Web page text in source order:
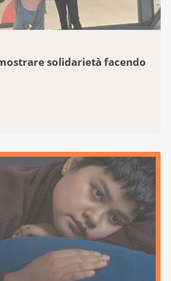
solidarietà facendo